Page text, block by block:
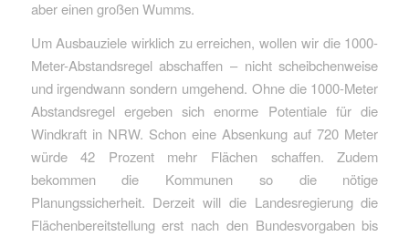
aber einen großen Wumms.
Um Ausbauziele wirklich zu erreichen, wollen wir die 1000-
Meter-Abstandsregel abschaffen – nicht scheibchenweise
und irgendwann sondern umgehend. Ohne die 1000-Meter
Abstandsregel ergeben sich enorme Potentiale für die
Windkraft in NRW. Schon eine Absenkung auf 720 Meter
würde 42 Prozent mehr Flächen schaffen. Zudem
bekommen die Kommunen so die nötige
Planungssicherheit. Derzeit will die Landesregierung die
Flächenbereitstellung erst nach den Bundesvorgaben bis